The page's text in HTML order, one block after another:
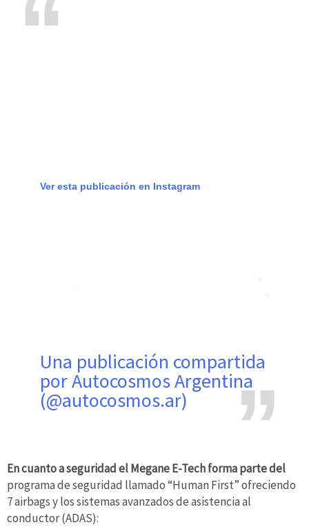
Ver esta publicación en Instagram
Una publicación compartida
por Autocosmos Argentina
(@autocosmos.ar)
En cuanto a seguridad el Megane E-Tech forma parte del
programa de seguridad llamado “Human First” ofreciendo
7 airbags y los sistemas avanzados de asistencia al
conductor (ADAS):